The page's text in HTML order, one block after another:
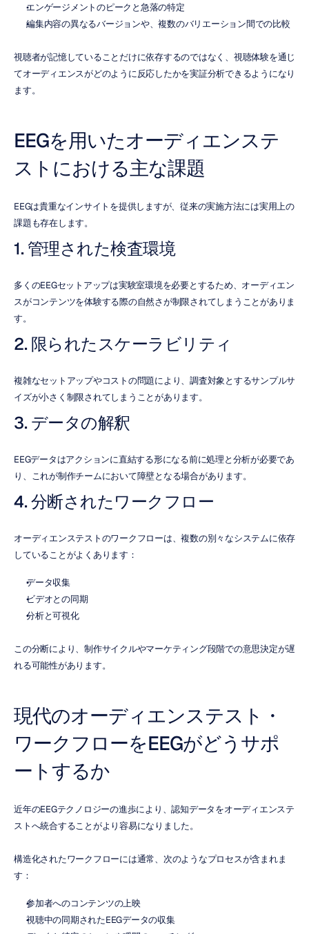
エンゲージメントのピークと急落の特定
編集内容の異なるバージョンや、複数のバリエーション間での比較
視聴者が記憶していることだけに依存するのではなく、視聴体験を通じ
てオーディエンスがどのように反応したかを実証分析できるようになり
ます。
EEGを用いたオーディエンステ
ストにおける主な課題
EEGは貴重なインサイトを提供しますが、従来の実施方法には実用上の
課題も存在します。
1. 管理された検査環境
多くのEEGセットアップは実験室環境を必要とするため、オーディエン
スがコンテンツを体験する際の自然さが制限されてしまうことがありま
す。
2. 限られたスケーラビリティ
複雑なセットアップやコストの問題により、調査対象とするサンプルサ
イズが小さく制限されてしまうことがあります。
3. データの解釈
EEGデータはアクションに直結する形になる前に処理と分析が必要であ
り、これが制作チームにおいて障壁となる場合があります。
4. 分断されたワークフロー
オーディエンステストのワークフローは、複数の別々なシステムに依存
していることがよくあります：
データ収集
ビデオとの同期
分析と可視化
この分断により、制作サイクルやマーケティング段階での意思決定が遅
れる可能性があります。
現代のオーディエンステスト・
ワークフローをEEGがどうサポ
ートするか
近年のEEGテクノロジーの進歩により、認知データをオーディエンステ
ストへ統合することがより容易になりました。
構造化されたワークフローには通常、次のようなプロセスが含まれま
す：
参加者へのコンテンツの上映
視聴中の同期されたEEGデータの収集